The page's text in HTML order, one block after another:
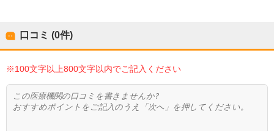
口コミ (0件)
※100文字以上800文字以内でご記入ください